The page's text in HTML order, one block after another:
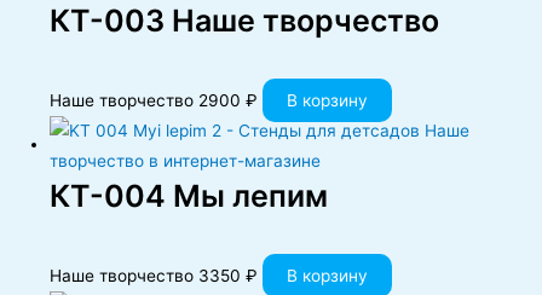
КT-003 Наше творчество
Наше творчество 2900₽ В корзину
КT-004 Мы лепим
Наше творчество 3350₽ В корзину